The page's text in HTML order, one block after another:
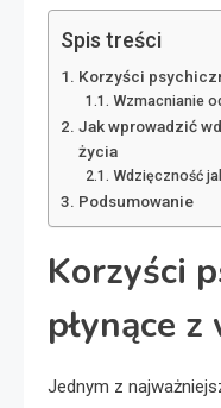
Spis treści
Korzyści
Wzmacnianie
Jak wprowadzić
życia
Wdzięczność
Podsumowanie
Korzyści
płynące
Jednym z